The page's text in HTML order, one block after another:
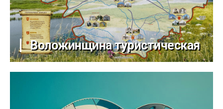
Воложинщина туристическая